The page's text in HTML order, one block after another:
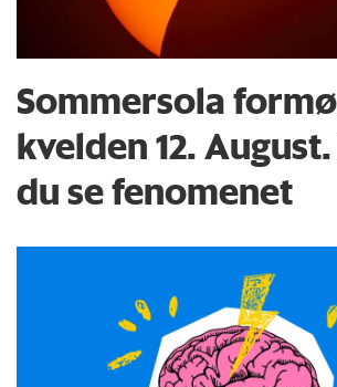
Sommersola
kvelden 12.
du se fenomenet